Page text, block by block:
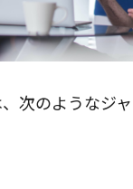
次のようなジ